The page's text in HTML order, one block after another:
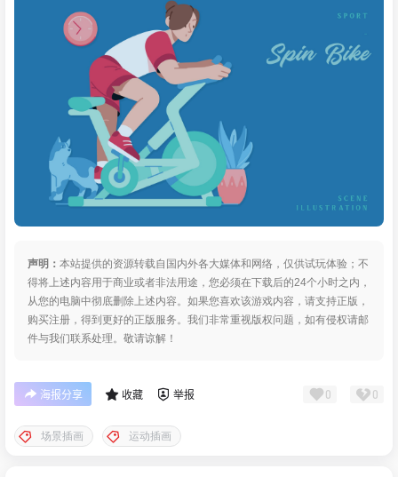
声明： 本站提供的资源转载自国内外各大媒体和网络，仅供试玩体验；不
得将上述内容用于商业或者非法用途，您必须在下载后的24个小时之内，
从您的电脑中彻底删除上述内容。如果您喜欢该游戏内容，请支持正版，
购买注册，得到更好的正版服务。我们非常重视版权问题，如有侵权请邮
件与我们联系处理。敬请谅解！
海报分享 收藏 举报 0 0
场景插画 运动插画